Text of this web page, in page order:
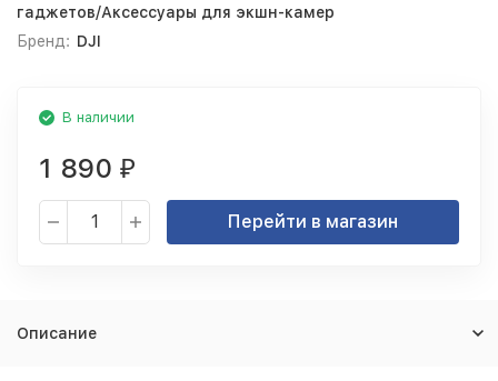
гаджетов/Аксессуары для экшн-камер
Бренд: DJI
В наличии
1 890 ₽
Перейти в магазин
Описание